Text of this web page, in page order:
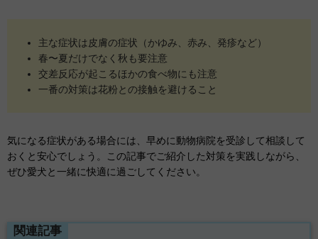
主な症状は皮膚の症状（かゆみ、赤み、発疹など）
春〜夏だけでなく秋も要注意
交差反応が起こるほかの食べ物にも注意
一番の対策は花粉との接触を避けること
気になる症状がある場合には、早めに動物病院を受診して相談して
おくと安心でしょう。この記事でご紹介した対策を実践しながら、
ぜひ愛犬と一緒に快適に過ごしてください。
関連記事